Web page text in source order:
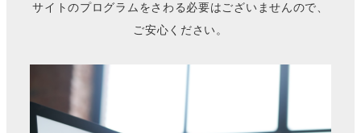
サイトのプログラムをさわる必要はございませんので、
ご安心ください。